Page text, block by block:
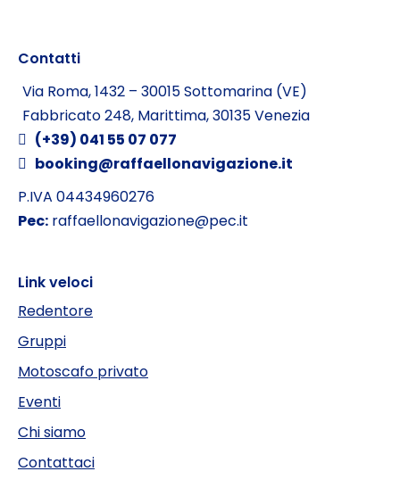
Contatti
Via Roma, 1432 – 30015 Sottomarina (VE)
Fabbricato 248, Marittima, 30135 Venezia
(+39) 041 55 07 077
booking@raffaellonavigazione.it
P.IVA 04434960276
Pec: raffaellonavigazione@pec.it
Link veloci
Redentore
Gruppi
Motoscafo privato
Eventi
Chi siamo
Contattaci